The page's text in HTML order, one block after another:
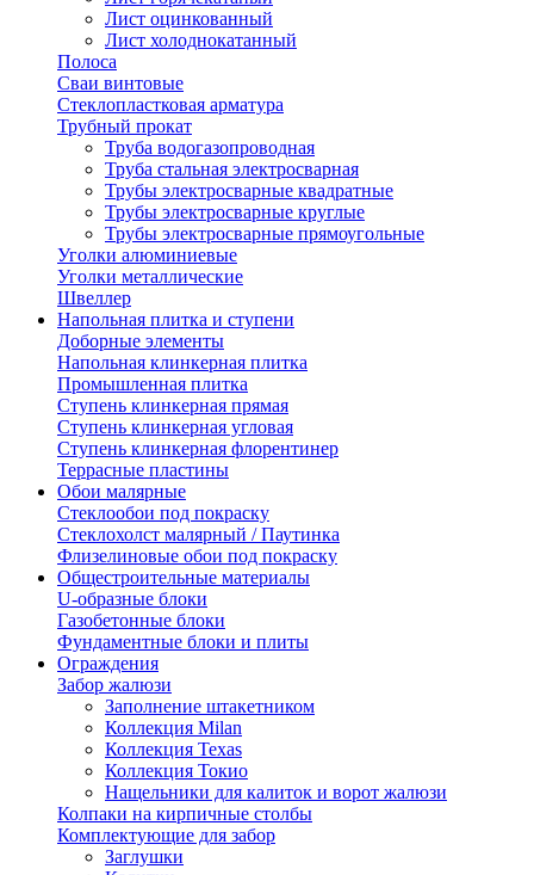
Лист оцинкованный
Лист холоднокатанный
Полоса
Сваи винтовые
Стеклопластковая арматура
Трубный прокат
Труба водогазопроводная
Труба стальная электросварная
Трубы электросварные квадратные
Трубы электросварные круглые
Трубы электросварные прямоугольные
Уголки алюминиевые
Уголки металлические
Швеллер
Напольная плитка и ступени
Доборные элементы
Напольная клинкерная плитка
Промышленная плитка
Ступень клинкерная прямая
Ступень клинкерная угловая
Ступень клинкерная флорентинер
Террасные пластины
Обои малярные
Стеклообои под покраску
Стеклохолст малярный / Паутинка
Флизелиновые обои под покраску
Общестроительные материалы
U-образные блоки
Газобетонные блоки
Фундаментные блоки и плиты
Ограждения
Забор жалюзи
Заполнение штакетником
Коллекция Milan
Коллекция Texas
Коллекция Токио
Нащельники для калиток и ворот жалюзи
Колпаки на кирпичные столбы
Комплектующие для забор
Заглушки